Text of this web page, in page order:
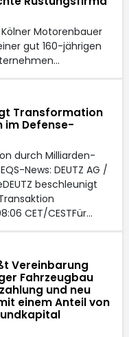
Kölner Motorenbauer
gut 160-jährigen
Transformation
im Defense-
durch Milliarden-
News: DEUTZ AG /
beschleunigt
CET/CESTFür…
Vereinbarung
Fahrzeugbau
und neu
einem Anteil von